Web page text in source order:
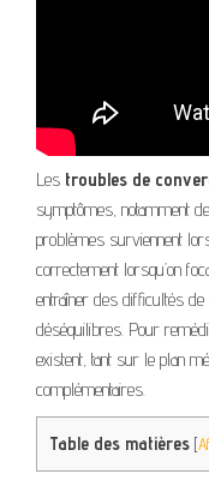
Les troubles de
symptômes, notamment
problèmes surviennent
correctement lorsqu’on
entraîner des difficultés
déséquilibres. Pour
existent, tant sur le plan
complémentaires.
Table des matières [